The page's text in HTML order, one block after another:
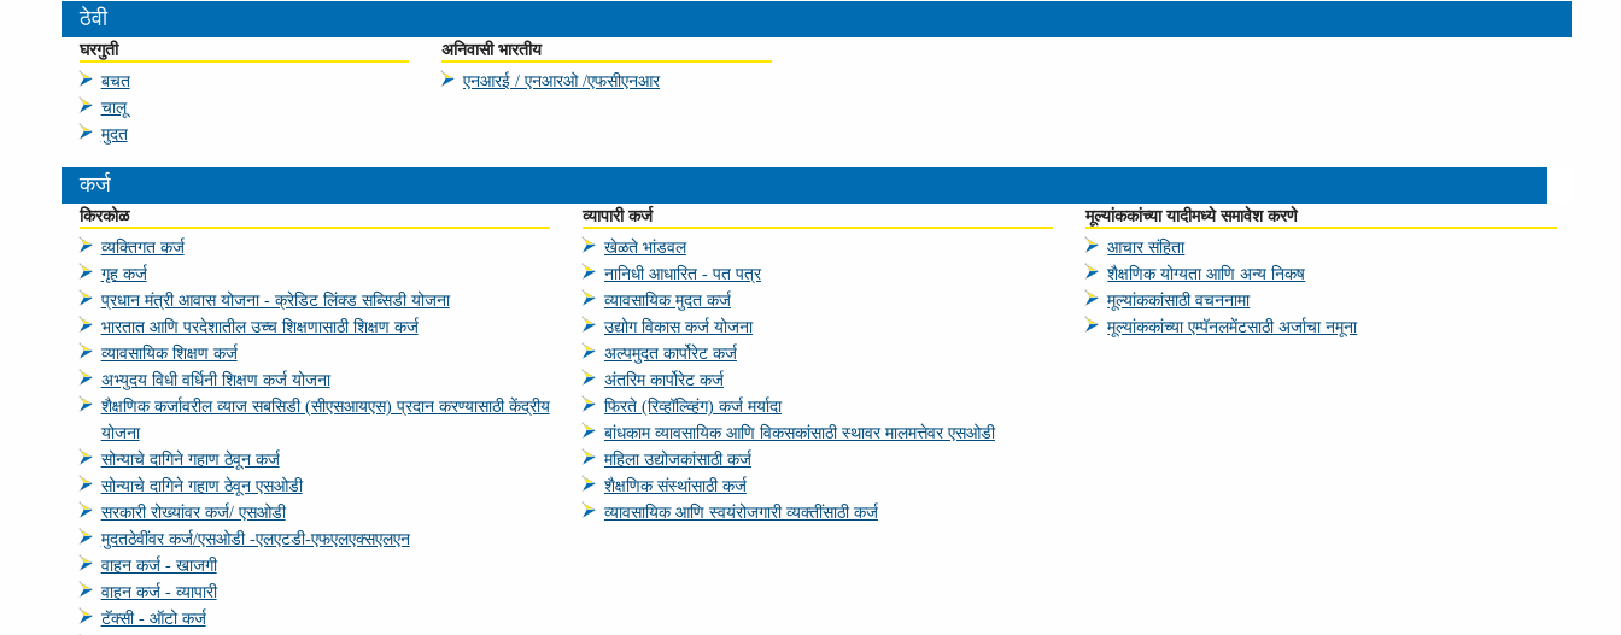
ठेवी
घरगुती
बचत
चालू
मुदत
अनिवासी भारतीय
एनआरई / एनआरओ /एफसीएनआर
कर्ज
किरकोळ
व्‍यक्तिगत कर्ज
गृह कर्ज
प्रधान मंत्री आवास योजना - क्रेडिट लिंक्ड सब्सिडी योजना
भारतात आणि परदेशातील उच्‍च शिक्षणासाठी शिक्षण कर्ज
व्‍यावसायिक शिक्षण कर्ज
अभ्युदय विधी वर्धिनी शिक्षण कर्ज योजना
शैक्षणिक कर्जावरील व्याज सबसिडी (सीएसआयएस) प्रदान करण्यासाठी केंद्रीय
योजना
सोन्याचे दागिने गहाण ठेवून कर्ज
सोन्याचे दागिने गहाण ठेवून एसओडी
सरकारी रोख्यांवर कर्ज/ एसओडी
मुदतठेवींवर कर्ज/एसओडी -एलएटडी-एफएलएक्‍सएलएन
वाहन कर्ज - खाजगी
वाहन कर्ज - व्यापारी
टॅक्‍सी - ऑटो कर्ज
व्‍यापारी कर्ज
खेळते भांडवल
नानिधी आधारित - पत पत्र
व्‍यावसायिक मुदत कर्ज
उद्योग विकास कर्ज योजना
अल्‍पमुदत कार्पोरेट कर्ज
अंतरिम कार्पोरेट कर्ज
फिरते (रिव्हॉल्व्हिंग) कर्ज मर्यादा
बांधकाम व्यावसायिक आणि विकसकांसाठी स्थावर मालमत्तेवर एसओडी
महिला उद्योजकांसाठी कर्ज
शैक्षणिक संस्‍थांसाठी कर्ज
व्यावसायिक आणि स्‍वयंरोजगारी व्यक्तींसाठी कर्ज
मूल्‍यांककांच्या यादीमध्ये समावेश करणे
आचार स‍ंहिता
शैक्षणिक योग्‍यता आणि अन्य निकष
मूल्‍यांककांसाठी वचननामा
मूल्‍यांककांच्या एम्पॅनलमेंटसाठी अर्जाचा नमूना